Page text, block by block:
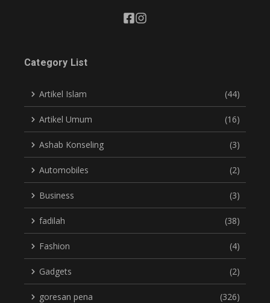
Category List
Artikel Islam (44)
Artikel Umum (16)
Ashab Konseling (3)
Automobiles (2)
Business (3)
fadilah (38)
Fashion (4)
Gadgets (2)
goresan pena (326)